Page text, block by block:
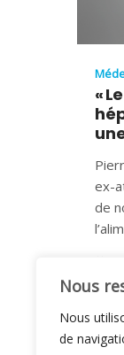
Nous
Nous
de
«
ex-
de